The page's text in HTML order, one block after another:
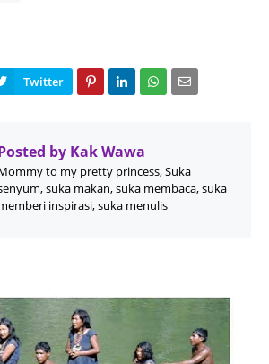
by Kak Wawa
to my pretty princess, Suka
suka makan, suka membaca, suka
inspirasi, suka menulis